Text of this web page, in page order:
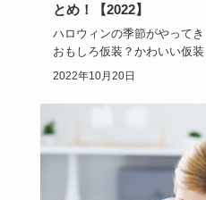
とめ！【2022】
ハロウィンの季節がやって
おもしろ仮装？かわいい仮
派からウケ狙い…
2022年10月20日